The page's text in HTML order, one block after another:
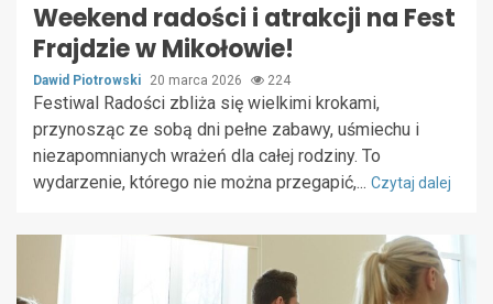
Weekend radości i atrakcji na Fest
Frajdzie w Mikołowie!
Dawid Piotrowski 20 marca 2026 224
Festiwal Radości zbliża się wielkimi krokami,
przynosząc ze sobą dni pełne zabawy, uśmiechu i
niezapomnianych wrażeń dla całej rodziny. To
wydarzenie, którego nie można przegapić,... Czytaj dalej